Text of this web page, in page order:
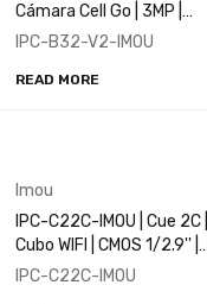
Cámara Cell Go | 3MP |
CMOS 1/2.9'' 3MP |
IPC-B32-V2-IMOU
READ MORE
Imou
IPC-C22C-IMOU | Cue 2C |
Cubo WIFI | CMOS 1/2.9'' |
2.0 MP | 1080P | IR 10M |
IPC-C22C-IMOU